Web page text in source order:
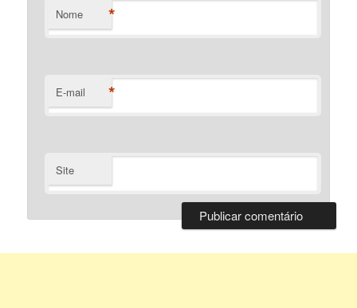
Nome *
E-mail *
Site